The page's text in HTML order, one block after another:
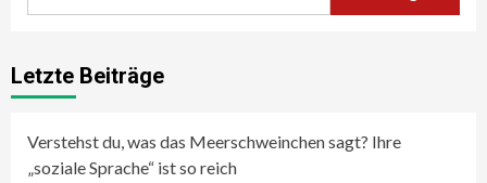
Letzte Beiträge
Verstehst du, was das Meerschweinchen sagt? Ihre
„soziale Sprache“ ist so reich